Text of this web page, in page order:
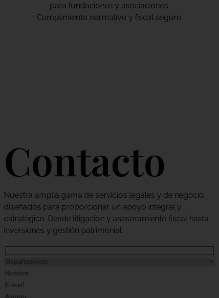
para fundaciones y asociaciones.
Cumplimiento normativo y fiscal seguro.
Contacto
Nuestra amplia gama de servicios legales y de negocio,
diseñados para proporcionar un apoyo integral y
estratégico. Desde litigación y asesoramiento fiscal hasta
inversiones y gestión patrimonial